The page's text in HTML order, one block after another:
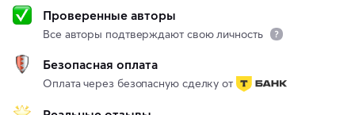
Проверенные авторы
Все авторы подтверждают свою личность
Безопасная оплата
Оплата через безопасную сделку от